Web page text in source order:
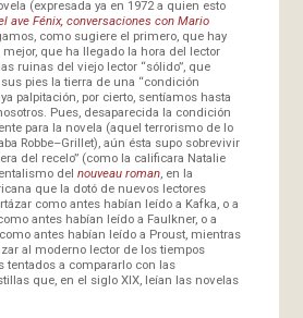
(expresada ya en 1972 a quien esto
ave Fénix, conversaciones con Mario
como sugiere el primero, que hay
que ha llegado la hora del lector
ruinas del viejo lector “sólido”, que
pies la tierra de una “condición
palpitación, por cierto, sentíamos hasta
Pues, desaparecida la condición
para la novela (aquel terrorismo de lo
Robbe–Grillet), aún ésta supo sobrevivir
del recelo” (como la calificara Natalie
del nouveau roman, en la
que la dotó de nuevos lectores
como antes habían leído a Kafka, o a
antes habían leído a Faulkner, o a
antes habían leído a Proust, mientras
al moderno lector de los tiempos
tentados a compararlo con las
que, en el siglo XIX, leían las novelas